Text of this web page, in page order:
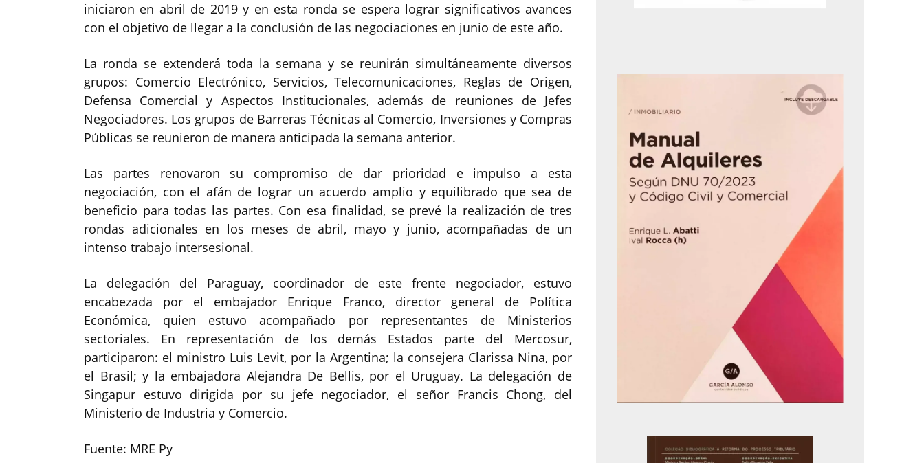
iniciaron en abril de 2019 y en esta ronda se espera lograr significativos avances
con el objetivo de llegar a la conclusión de las negociaciones en junio de este año.
La ronda se extenderá toda la semana y se reunirán simultáneamente diversos
grupos: Comercio Electrónico, Servicios, Telecomunicaciones, Reglas de Origen,
Defensa Comercial y Aspectos Institucionales, además de reuniones de Jefes
Negociadores. Los grupos de Barreras Técnicas al Comercio, Inversiones y Compras
Públicas se reunieron de manera anticipada la semana anterior.
Las partes renovaron su compromiso de dar prioridad e impulso a esta
negociación, con el afán de lograr un acuerdo amplio y equilibrado que sea de
beneficio para todas las partes. Con esa finalidad, se prevé la realización de tres
rondas adicionales en los meses de abril, mayo y junio, acompañadas de un
intenso trabajo intersesional.
La delegación del Paraguay, coordinador de este frente negociador, estuvo
encabezada por el embajador Enrique Franco, director general de Política
Económica, quien estuvo acompañado por representantes de Ministerios
sectoriales. En representación de los demás Estados parte del Mercosur,
participaron: el ministro Luis Levit, por la Argentina; la consejera Clarissa Nina, por
el Brasil; y la embajadora Alejandra De Bellis, por el Uruguay. La delegación de
Singapur estuvo dirigida por su jefe negociador, el señor Francis Chong, del
Ministerio de Industria y Comercio.
Fuente: MRE Py